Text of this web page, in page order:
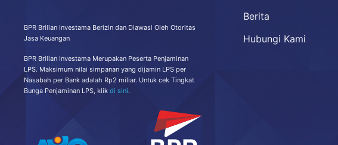
BPR Brilian Investama Berizin dan Diawasi Oleh Otoritas
Jasa Keuangan
BPR Brilian Investama Merupakan Peserta Penjaminan
LPS. Maksimum nilai simpanan yang dijamin LPS per
Nasabah per Bank adalah Rp2 miliar. Untuk cek Tingkat
Bunga Penjaminan LPS, klik di sini.
Berita
Hubungi Kami